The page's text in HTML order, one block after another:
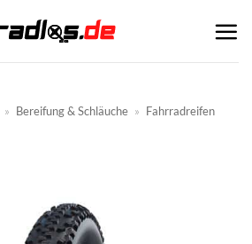
» Bereifung & Schläuche » Fahrradreifen